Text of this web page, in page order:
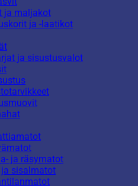
ja maljakot
ja -laatikot
ja sisustusvalot
ja räsymatot
sisalmatot